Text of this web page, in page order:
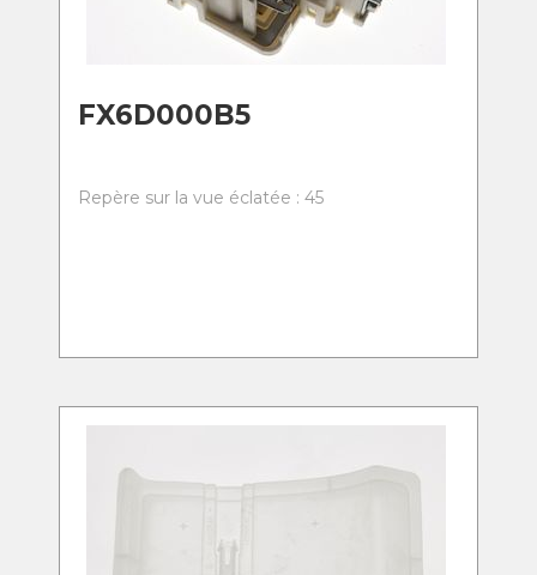
FX6D000B5
Repère sur la vue éclatée : 45